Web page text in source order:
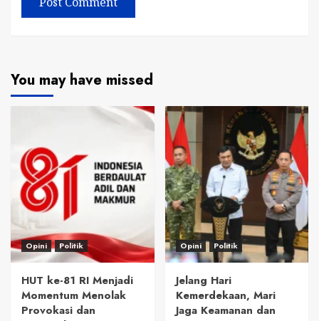
You may have missed
Opini Politik
HUT ke-81 RI Menjadi
Momentum Menolak
Provokasi dan
Opini Politik
Jelang Hari
Kemerdekaan, Mari
Jaga Keamanan dan